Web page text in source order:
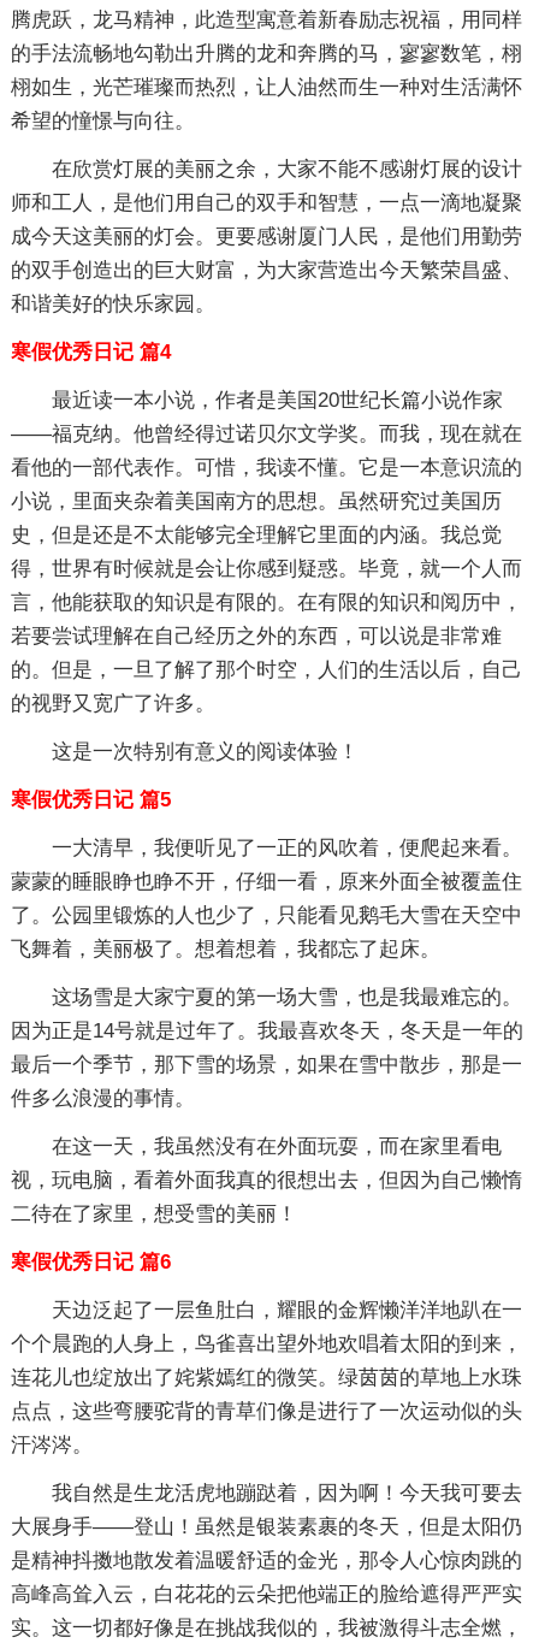
腾虎跃，龙马精神，此造型寓意着新春励志祝福，用同样
的手法流畅地勾勒出升腾的龙和奔腾的马，寥寥数笔，栩
栩如生，光芒璀璨而热烈，让人油然而生一种对生活满怀
希望的憧憬与向往。
在欣赏灯展的美丽之余，大家不能不感谢灯展的设计
师和工人，是他们用自己的双手和智慧，一点一滴地凝聚
成今天这美丽的灯会。更要感谢厦门人民，是他们用勤劳
的双手创造出的巨大财富，为大家营造出今天繁荣昌盛、
和谐美好的快乐家园。
寒假优秀日记 篇4
最近读一本小说，作者是美国20世纪长篇小说作家
——福克纳。他曾经得过诺贝尔文学奖。而我，现在就在
看他的一部代表作。可惜，我读不懂。它是一本意识流的
小说，里面夹杂着美国南方的思想。虽然研究过美国历
史，但是还是不太能够完全理解它里面的内涵。我总觉
得，世界有时候就是会让你感到疑惑。毕竟，就一个人而
言，他能获取的知识是有限的。在有限的知识和阅历中，
若要尝试理解在自己经历之外的东西，可以说是非常难
的。但是，一旦了解了那个时空，人们的生活以后，自己
的视野又宽广了许多。
这是一次特别有意义的阅读体验！
寒假优秀日记 篇5
一大清早，我便听见了一正的风吹着，便爬起来看。
蒙蒙的睡眼睁也睁不开，仔细一看，原来外面全被覆盖住
了。公园里锻炼的人也少了，只能看见鹅毛大雪在天空中
飞舞着，美丽极了。想着想着，我都忘了起床。
这场雪是大家宁夏的第一场大雪，也是我最难忘的。
因为正是14号就是过年了。我最喜欢冬天，冬天是一年的
最后一个季节，那下雪的场景，如果在雪中散步，那是一
件多么浪漫的事情。
在这一天，我虽然没有在外面玩耍，而在家里看电
视，玩电脑，看着外面我真的很想出去，但因为自己懒惰
二待在了家里，想受雪的美丽！
寒假优秀日记 篇6
天边泛起了一层鱼肚白，耀眼的金辉懒洋洋地趴在一
个个晨跑的人身上，鸟雀喜出望外地欢唱着太阳的到来，
连花儿也绽放出了姹紫嫣红的微笑。绿茵茵的草地上水珠
点点，这些弯腰驼背的青草们像是进行了一次运动似的头
汗涔涔。
我自然是生龙活虎地蹦跶着，因为啊！今天我可要去
大展身手——登山！虽然是银装素裹的冬天，但是太阳仍
是精神抖擞地散发着温暖舒适的金光，那令人心惊肉跳的
高峰高耸入云，白花花的云朵把他端正的脸给遮得严严实
实。这一切都好像是在挑战我似的，我被激得斗志全燃，